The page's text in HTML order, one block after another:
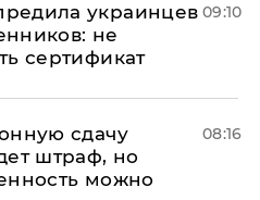
украинцев
не
сертификат
09:10
сдачу
штраф, но
можно
08:16